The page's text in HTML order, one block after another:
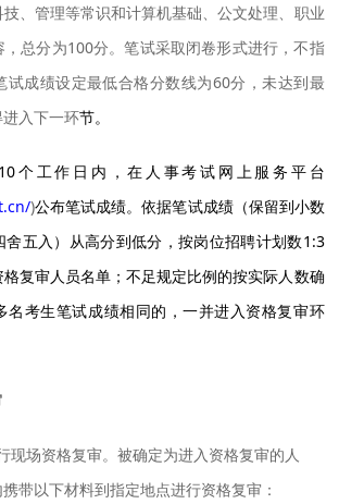
、管理等常识和计算机基础、公文处理、职业
总分为100分。笔试采取闭卷形式进行，不指
试成绩设定最低合格分数线为60分，未达到最
入下一环节。
个工作日内，在人事考试网上服务平台
)公布笔试成绩。依据笔试成绩（保留到小数
舍五入）从高分到低分，按岗位招聘计划数1:3
复审人员名单；不足规定比例的按实际人数确
名考生笔试成绩相同的，一并进入资格复审环
现场资格复审。被确定为进入资格复审的人
带以下材料到指定地点进行资格复审：